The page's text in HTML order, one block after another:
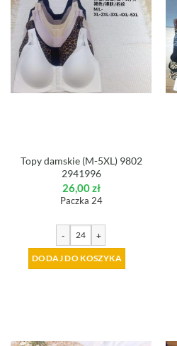
Topy damskie (M-5XL) 9802
2941996
26,00zł
Paczka 24
- +
DODAJ DO KOSZYKA